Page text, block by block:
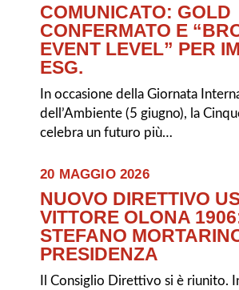
COMUNICATO: GOLD
CONFERMATO E
EVENT LEVEL” PER
ESG.
In occasione della Giornata
dell’Ambiente (5 giugno), la
celebra un futuro più…
20 MAGGIO 2026
NUOVO DIRETTIVO
VITTORE OLONA
STEFANO
PRESIDENZA
Il Consiglio Direttivo si è riunito.